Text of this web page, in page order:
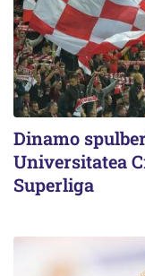
Dinamo
Universitatea
Superliga